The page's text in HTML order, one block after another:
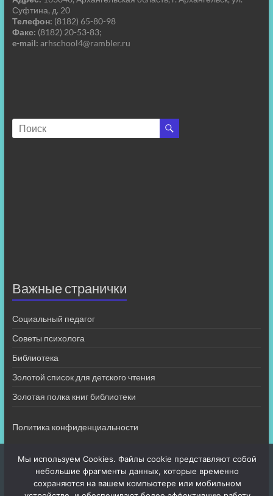
Суфтина, д. 20
Телефон: (8182) 65-80-98
Факс: (8182) 20-53-83;
e-mail: arhschool4@rambler.ru
Важные странички
Социальный педагог
Советы психолога
Библиотека
Золотой список для детского чтения
Золотая полка книг библиотеки
Политика конфиденциальности
Мы используем Cookies. Файлы cookie представляют собой
небольшие фрагменты данных, которые временно
сохраняются на вашем компьютере или мобильном